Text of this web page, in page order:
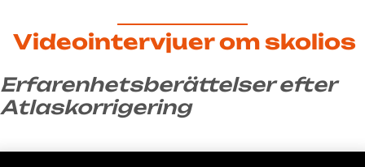
Videointervjuer om skolios
Erfarenhetsberättelser efter
Atlaskorrigering